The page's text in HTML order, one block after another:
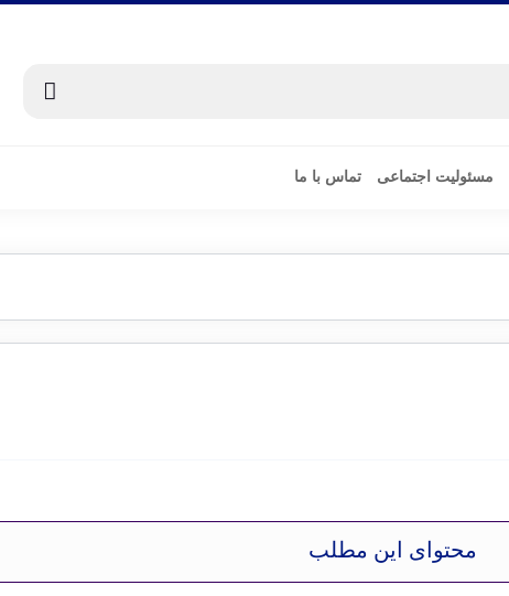
مسئولیت اجتماعی تماس با ما
محتوای این مطلب